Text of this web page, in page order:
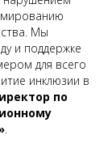
Мы
и поддержке
для всего
инклюзии в
по